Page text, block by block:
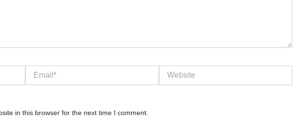
Email* Website
in this browser for the next time I comment.